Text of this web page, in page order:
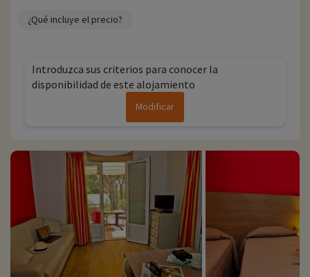
¿Qué incluye el precio?
Introduzca sus criterios para conocer la
disponibilidad de este alojamiento
Modificar